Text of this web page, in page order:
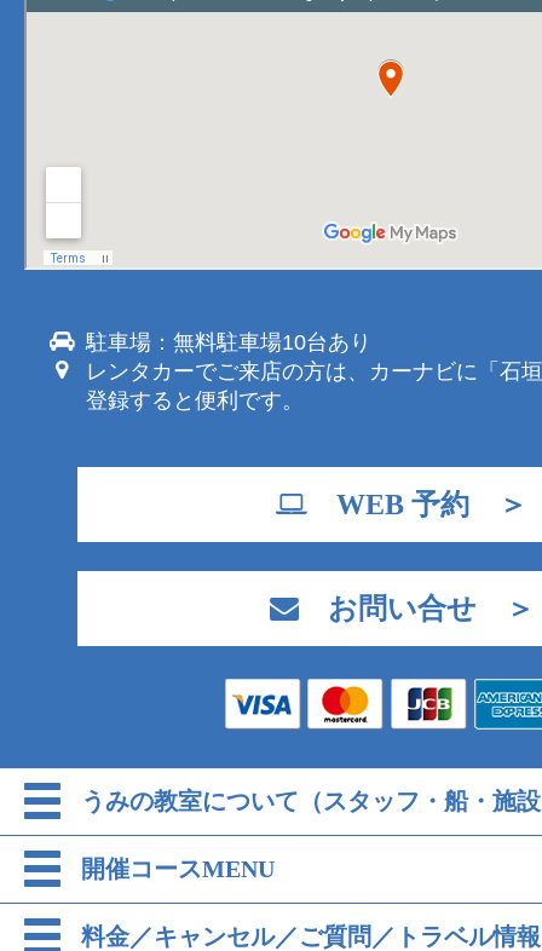
駐車場：無料駐車場10台あり
レンタカーでご来店の方は、カーナビに「石
登録すると便利です。
WEB 予約 ＞
お問い合せ ＞
うみの教室について（スタッフ・船・施
開催コースMENU
料金／キャンセル／ご質問／トラベル情報